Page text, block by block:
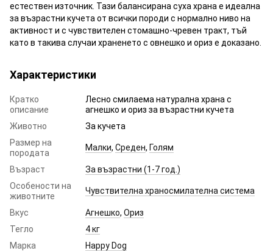
естествен източник. Тази балансирана суха храна е идеална
за възрастни кучета от всички породи с нормално ниво на
активност и с чувствителен стомашно-чревен тракт, тъй
като в такива случаи храненето с овнешко и ориз е доказано.
Характеристики
Кратко
описание
Лесно смилаема натурална храна с
агнешко и ориз за възрастни кучета
Животно
За кучета
Размер на
породата
Малки, Среден, Голям
Възраст
За възрастни (1-7 год.)
Особености на
животните
Чувствителна храносмилателна система
Вкус Агнешко, Ориз
Тегло
4 кг
Марка
Happy Dog